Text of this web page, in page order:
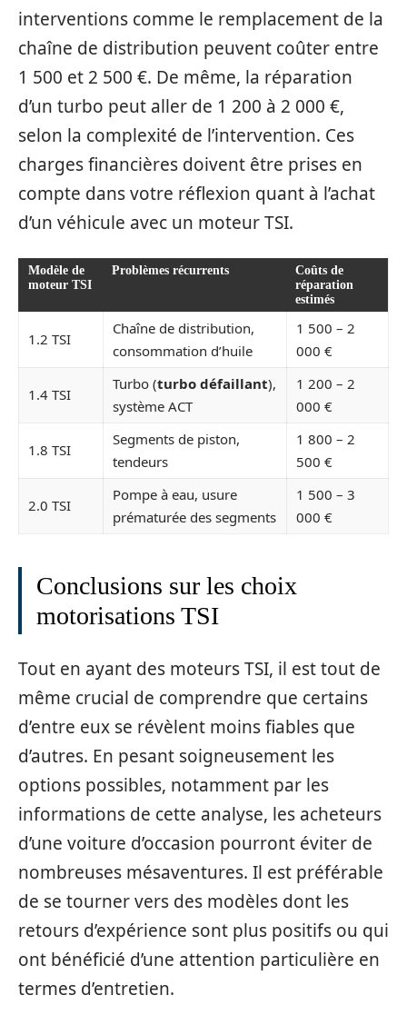
interventions comme le remplacement de la
chaîne de distribution peuvent coûter entre
1 500 et 2 500 €. De même, la réparation
d’un turbo peut aller de 1 200 à 2 000 €,
selon la complexité de l’intervention. Ces
charges financières doivent être prises en
compte dans votre réflexion quant à l’achat
d’un véhicule avec un moteur TSI.
Modèle de
moteur TSI
Problèmes récurrents
Coûts de
réparation
estimés
1.2 TSI
Chaîne de distribution,
consommation d’huile
1 500 – 2
000 €
1.4 TSI
Turbo (turbo défaillant),
système ACT
1 200 – 2
000 €
1.8 TSI
Segments de piston,
tendeurs
1 800 – 2
500 €
2.0 TSI
Pompe à eau, usure
prématurée des segments
1 500 – 3
000 €
Conclusions sur les choix
motorisations TSI
Tout en ayant des moteurs TSI, il est tout de
même crucial de comprendre que certains
d’entre eux se révèlent moins fiables que
d’autres. En pesant soigneusement les
options possibles, notamment par les
informations de cette analyse, les acheteurs
d’une voiture d’occasion pourront éviter de
nombreuses mésaventures. Il est préférable
de se tourner vers des modèles dont les
retours d’expérience sont plus positifs ou qui
ont bénéficié d’une attention particulière en
termes d’entretien.